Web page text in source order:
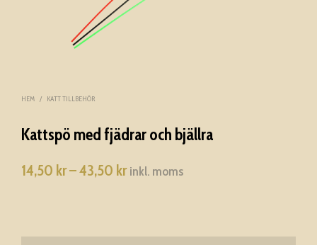
HEM / KATT TILLBEHÖR
Kattspö med fjädrar och bjällra
14,50 kr–43,50 krPrisintervall:
inkl. moms